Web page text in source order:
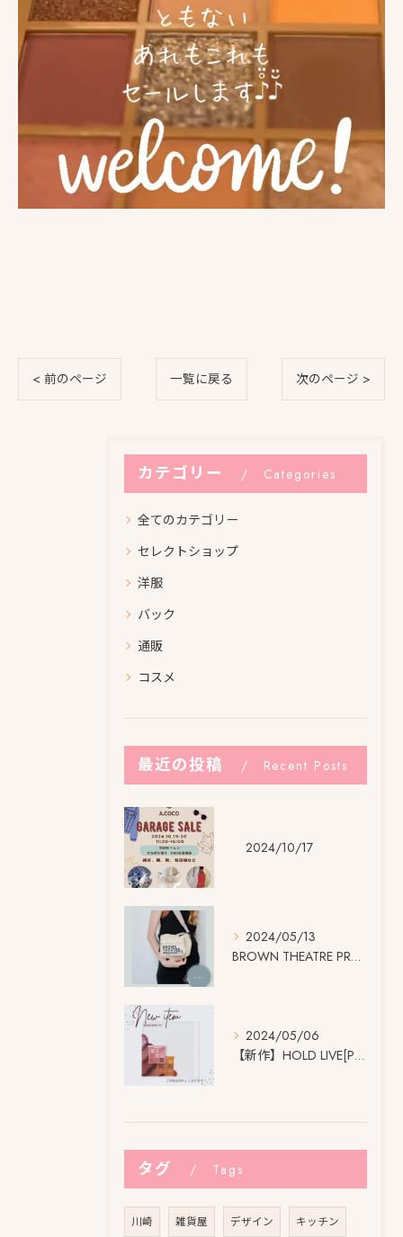
< 前のページ 一覧に戻る 次のページ >
カテゴリー Categories
全てのカテゴリー
セレクトショップ
洋服
バック
通販
コスメ
最近の投稿 Recent Posts
2024/10/17
2024/05/13
BROWN THEATRE PRODUCTSの 大きなネーム...
2024/05/06
【新作】HOLD LIVE[Pro] アイシャドウパレット
タグ Tags
川崎 雑貨屋 デザイン キッチン